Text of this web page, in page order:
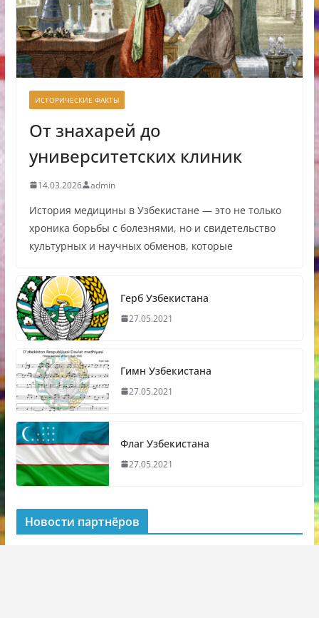
ИСТОРИЧЕСКИЕ ФАКТЫ
От знахарей до
университетских клиник
14.03.2026 admin
История медицины в Узбекистане — это не только
хроника борьбы с болезнями, но и свидетельство
культурных и научных обменов, которые
Герб Узбекистана
27.05.2021
Гимн Узбекистана
27.05.2021
Флаг Узбекистана
27.05.2021
Новости партнёров